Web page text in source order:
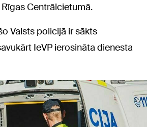
Centrālcietumā.
Valsts policijā ir sākts
IeVP ierosināta dienesta